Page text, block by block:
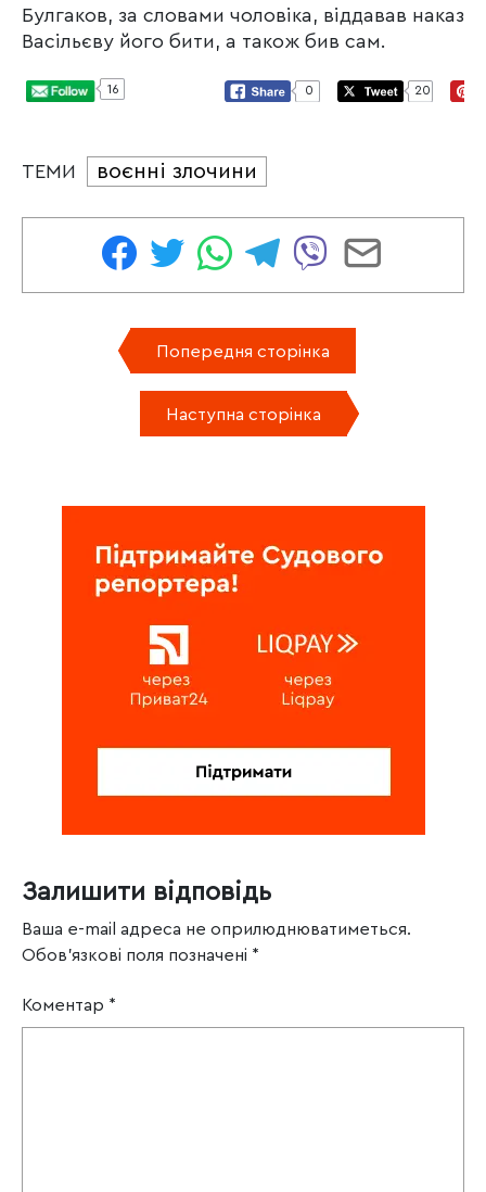
Булгаков, за словами чоловіка, віддавав наказ
Васільєву його бити, а також бив сам.
16 0 20
ТЕМИ воєнні злочини
Попередня сторінка
Наступна сторінка
Залишити відповідь
Ваша e-mail адреса не оприлюднюватиметься.
Обов’язкові поля позначені *
Коментар *